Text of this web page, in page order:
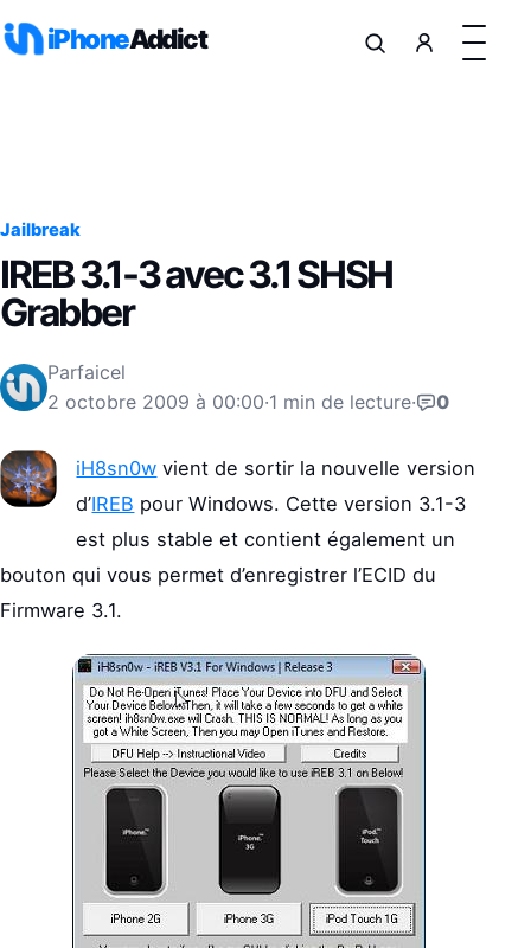
iPhoneAddict
Jailbreak
IREB 3.1-3 avec 3.1 SHSH
Grabber
Parfaicel
2 octobre 2009 à 00:00·1 min de lecture· 0
iH8sn0w vient de sortir la nouvelle version
d’IREB pour Windows. Cette version 3.1-3
est plus stable et contient également un
bouton qui vous permet d’enregistrer l’ECID du
Firmware 3.1.